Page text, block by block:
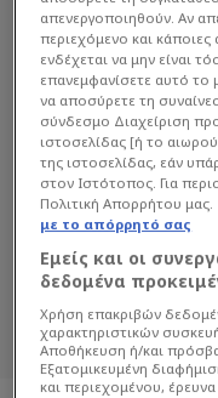
ΜΙΧΆΛΗΣ
Διαβάστε όλα
σχετικά με το
Sportdog:
απενεργοποιηθούν. Αν
περιεχόμενο και
ενδέχεται να μην είναι
επανεμφανίσετε αυτό το
να αποσύρετε τη
σύνδεσμο Διαχείριση
ιστοσελίδας [ή το
της ιστοσελίδας, εάν
στον Ιστότοπος. Για
Πολιτική Απορρήτου μας.
με το απόρρητό σας
Εμείς και οι
δεδομένα
Χρήση επακριβών
χαρακτηριστικών
Αποθήκευση ή/και
Εξατομικευμένη
και περιεχομένου,